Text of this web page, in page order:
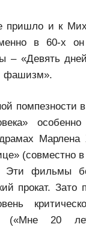
пришло и к
в 60-х он
«Девять дней
фашизм».
помпезности
Марлена
(совместно
фильмы
прокат. Зато
(«Мне 20